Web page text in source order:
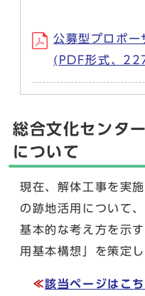
公募型プロポー
(PDF形式、
総合文化センタ
について
現在、解体工事を実
の跡地活用について
基本的な考え方を示
用基本構想」を策定し
≪該当ページはこ